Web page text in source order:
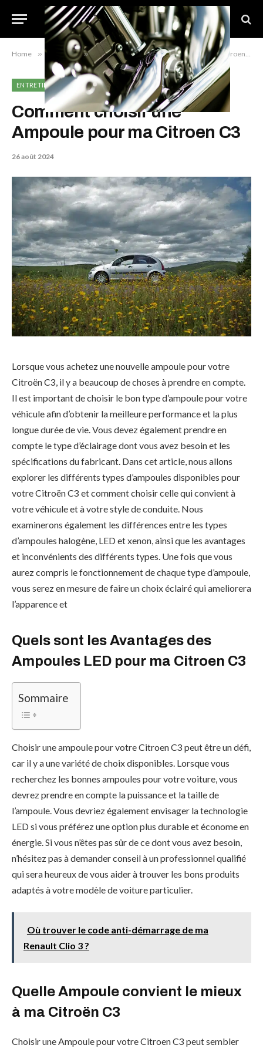
Home » Entretien » Comment choisir une Ampoule pour ma Citroen C3
ENTRETIEN
Comment choisir une
Ampoule pour ma Citroen C3
26 août 2024
Lorsque vous achetez une nouvelle ampoule pour votre
Citroën C3, il y a beaucoup de choses à prendre en compte.
Il est important de choisir le bon type d’ampoule pour votre
véhicule afin d’obtenir la meilleure performance et la plus
longue durée de vie. Vous devez également prendre en
compte le type d’éclairage dont vous avez besoin et les
spécifications du fabricant. Dans cet article, nous allons
explorer les différents types d’ampoules disponibles pour
votre Citroën C3 et comment choisir celle qui convient à
votre véhicule et à votre style de conduite. Nous
examinerons également les différences entre les types
d’ampoules halogène, LED et xenon, ainsi que les avantages
et inconvénients des différents types. Une fois que vous
aurez compris le fonctionnement de chaque type d’ampoule,
vous serez en mesure de faire un choix éclairé qui ameliorera
l’apparence et
Quels sont les Avantages des
Ampoules LED pour ma Citroen C3
Sommaire
Choisir une ampoule pour votre Citroen C3 peut être un défi,
car il y a une variété de choix disponibles. Lorsque vous
recherchez les bonnes ampoules pour votre voiture, vous
devrez prendre en compte la puissance et la taille de
l’ampoule. Vous devriez également envisager la technologie
LED si vous préférez une option plus durable et économe en
énergie. Si vous n’êtes pas sûr de ce dont vous avez besoin,
n’hésitez pas à demander conseil à un professionnel qualifié
qui sera heureux de vous aider à trouver les bons produits
adaptés à votre modèle de voiture particulier.
Où trouver le code anti-démarrage de ma
Renault Clio 3 ?
Quelle Ampoule convient le mieux
à ma Citroën C3
Choisir une Ampoule pour votre Citroen C3 peut sembler